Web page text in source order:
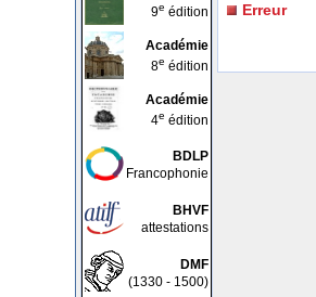
9e édition
Académie
8e édition
Académie
4e édition
BDLP
Francophonie
BHVF
attestations
DMF
(1330 - 1500)
Erreur